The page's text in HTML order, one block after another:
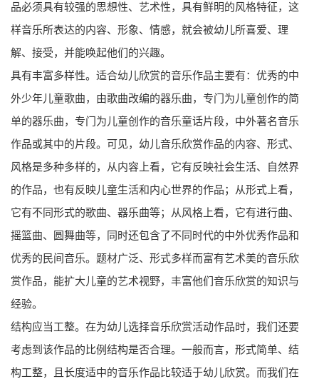
品必须具有较强的思想性、艺术性，具有鲜明的风格特征，这
样音乐所表达的内容、形象、情感，就会被幼儿所喜爱、理
解、接受，并能唤起他们的兴趣。
具有丰富多样性。适合幼儿欣赏的音乐作品主要有：优秀的中
外少年儿童歌曲，由歌曲改编的器乐曲，专门为儿童创作的简
单的器乐曲，专门为儿童创作的音乐童话片段，中外著名音乐
作品或其中的片段。可见，幼儿音乐欣赏作品的内容、形式、
风格是多种多样的，从内容上看，它有反映社会生活、自然界
的作品，也有反映儿童生活和内心世界的作品；从形式上看，
它有不同形式的歌曲、器乐曲等；从风格上看，它有进行曲、
摇篮曲、圆舞曲等，同时还包含了不同时代的中外优秀作品和
优秀的民间音乐。题材广泛、形式多样而富有艺术美的音乐欣
赏作品，能扩大儿童的艺术视野，丰富他们音乐欣赏的知识与
经验。
结构应当工整。在为幼儿选择音乐欣赏活动作品时，我们还要
考虑到该作品的比例结构是否合理。一般而言，形式简单、结
构工整，且长度适中的音乐作品比较适于幼儿欣赏。而我们在